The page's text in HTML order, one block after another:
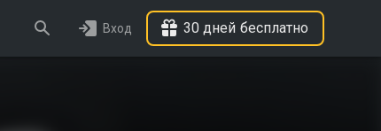
Вход 30 дней бесплатно